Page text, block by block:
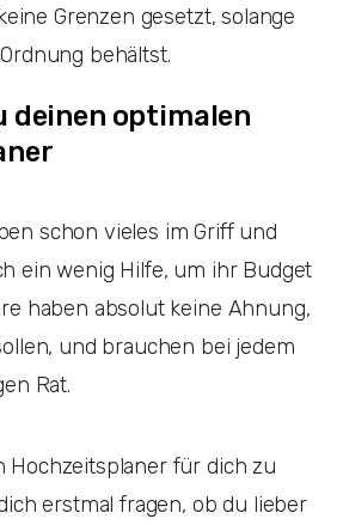
Grenzen gesetzt, solange
behältst.
deinen optimalen
schon vieles im Griff und
ein wenig Hilfe, um ihr Budget
haben absolut keine Ahnung,
und brauchen bei jedem
Rat.
Hochzeitsplaner für dich zu
erstmal fragen, ob du lieber